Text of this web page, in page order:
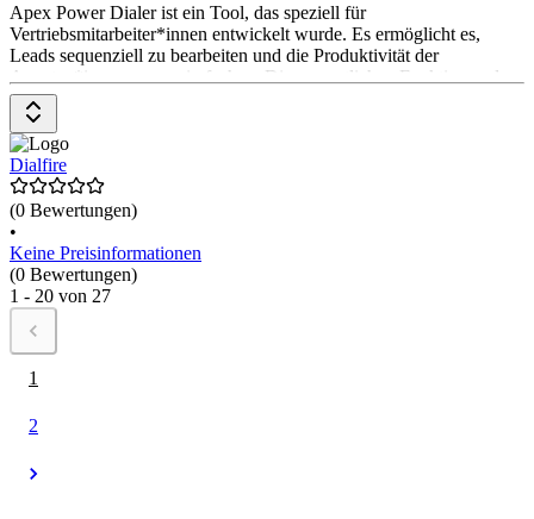
Apex Power Dialer ist ein Tool, das speziell für
Vertriebsmitarbeiter*innen entwickelt wurde. Es ermöglicht es,
Leads sequenziell zu bearbeiten und die Produktivität der
Agenten*innen zu vervierfachen. Die wesentlichen Funktionen des
Tools sind die Integration mit Pipedrive, die Erstellung von
benutzerdefinierten Dialer-Listen und eingebaute Textnachrichten.
Das Pricing-Modell ist einfach: Zugang zu allen Funktionen mit
einem universellen Plan. Der Preis beträgt $ 74.95 pro Monat,
zuzüglich einer einmaligen Einrichtungsgebühr von $ 495.
Telekommunikationsgebühren werden direkt an Twilio gezahlt.
Dialfire
(0 Bewertungen)
•
Keine Preisinformationen
(0 Bewertungen)
1 - 20 von 27
1
2